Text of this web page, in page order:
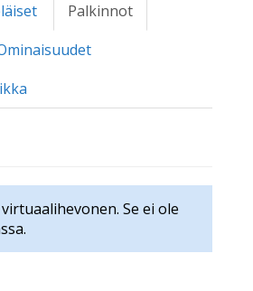
Palkinnot
Se ei ole